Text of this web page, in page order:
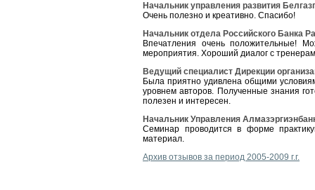
Начальник управления развития
Очень полезно и креативно. Спасибо!
Начальник отдела Российского Банка
Впечатления очень положительные!
мероприятия. Хороший диалог с
Ведущий специалист Дирекции
Была приятно удивлена общими
уровнем авторов. Полученные знания
полезен и интересен.
Начальник Управления
Семинар проводится в форме
материал.
Архив отзывов за период 2005-2009 г.г.